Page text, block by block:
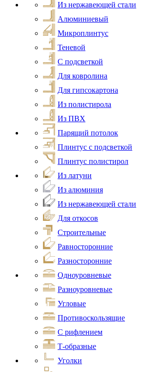
Из нержавеющей стали
Алюминиевый
Микроплинтус
Теневой
С подсветкой
Для ковролина
Для гипсокартона
Из полистирола
Из ПВХ
Парящий потолок
Плинтус с подсветкой
Плинтус полистирол
Из латуни
Из алюминия
Из нержавеющей стали
Для откосов
Строительные
Равносторонние
Разносторонние
Одноуровневые
Разноуровневые
Угловые
Противоскользящие
С рифлением
Т-образные
Уголки